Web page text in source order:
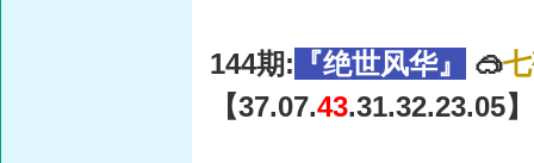
144期: 『绝世风华』 🥽
【37.07.43.31.32.23.05】